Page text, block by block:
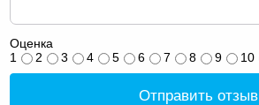
Оценка
1
2 3 4 5 6 7 8 9 10
Отправить отзыв